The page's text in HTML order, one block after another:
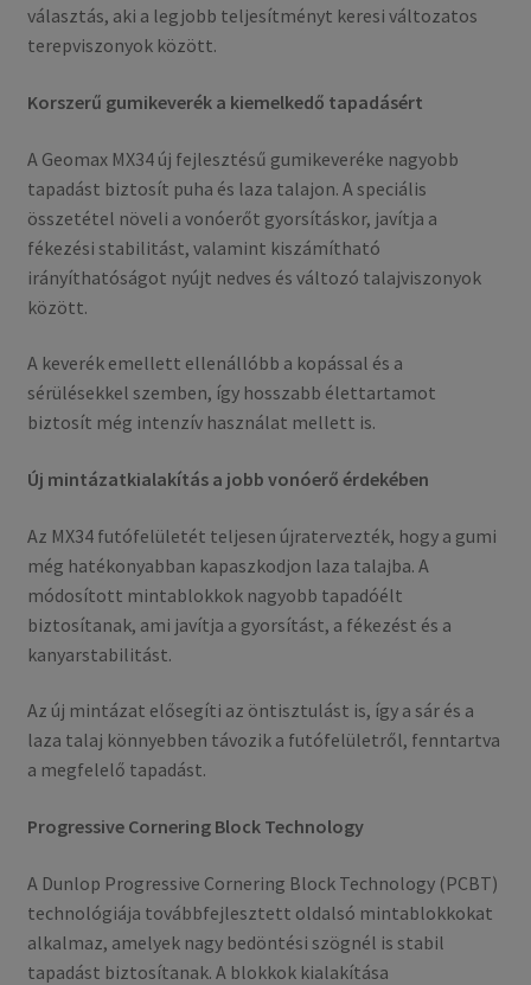
választás, aki a legjobb teljesítményt keresi változatos
terepviszonyok között.
Korszerű gumikeverék a kiemelkedő tapadásért
A Geomax MX34 új fejlesztésű gumikeveréke nagyobb
tapadást biztosít puha és laza talajon. A speciális
összetétel növeli a vonóerőt gyorsításkor, javítja a
fékezési stabilitást, valamint kiszámítható
irányíthatóságot nyújt nedves és változó talajviszonyok
között.
A keverék emellett ellenállóbb a kopással és a
sérülésekkel szemben, így hosszabb élettartamot
biztosít még intenzív használat mellett is.
Új mintázatkialakítás a jobb vonóerő érdekében
Az MX34 futófelületét teljesen újratervezték, hogy a gumi
még hatékonyabban kapaszkodjon laza talajba. A
módosított mintablokkok nagyobb tapadóélt
biztosítanak, ami javítja a gyorsítást, a fékezést és a
kanyarstabilitást.
Az új mintázat elősegíti az öntisztulást is, így a sár és a
laza talaj könnyebben távozik a futófelületről, fenntartva
a megfelelő tapadást.
Progressive Cornering Block Technology
A Dunlop Progressive Cornering Block Technology (PCBT)
technológiája továbbfejlesztett oldalsó mintablokkokat
alkalmaz, amelyek nagy bedöntési szögnél is stabil
tapadást biztosítanak. A blokkok kialakítása